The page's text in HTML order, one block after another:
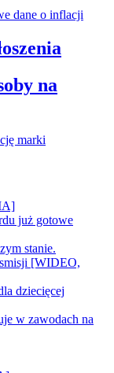
na
już gotowe
stanie.
[WIDEO,
dziecięcej
w zawodach na